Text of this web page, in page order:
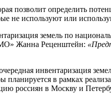
позволит определить
не используют или
земель по
МО» Жанна Реценштейн:
инвентаризация
планируется в рамках
россиян в Москву и